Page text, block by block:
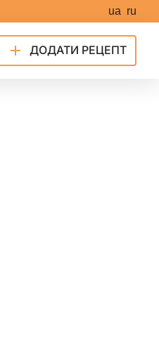
ua ru
ДОДАТИ РЕЦЕПТ